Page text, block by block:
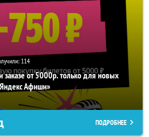
114
заказе от 5000р. только для новых
Афиши»
ПОДРОБНЕЕ